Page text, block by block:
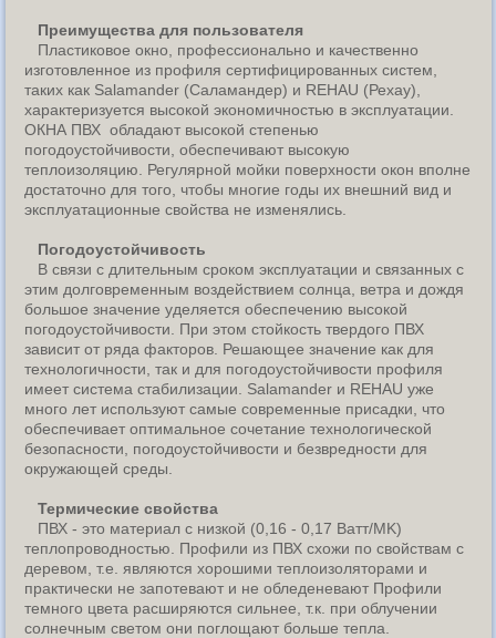
Преимущества для пользователя
Пластиковое окно, профессионально и качественно
изготовленное из профиля сертифицированных систем,
таких как Salamander (Саламандер) и REHAU (Рехау),
характеризуется высокой экономичностью в эксплуатации.
ОКНА ПВХ обладают высокой степенью
погодоустойчивости, обеспечивают высокую
теплоизоляцию. Регулярной мойки поверхности окон вполне
достаточно для того, чтобы многие годы их внешний вид и
эксплуатационные свойства не изменялись.
Погодоустойчивость
В связи с длительным сроком эксплуатации и связанных с
этим долговременным воздействием солнца, ветра и дождя
большое значение уделяется обеспечению высокой
погодоустойчивости. При этом стойкость твердого ПВХ
зависит от ряда факторов. Решающее значение как для
технологичности, так и для погодоустойчивости профиля
имеет система стабилизации. Salamander и REHAU уже
много лет используют самые современные присадки, что
обеспечивает оптимальное сочетание технологической
безопасности, погодоустойчивости и безвредности для
окружающей среды.
Термические свойства
ПВХ - это материал с низкой (0,16 - 0,17 Ватт/MK)
теплопроводностью. Профили из ПВХ схожи по свойствам с
деревом, т.е. являются хорошими теплоизоляторами и
практически не запотевают и не обледеневают Профили
темного цвета расширяются сильнее, т.к. при облучении
солнечным светом они поглощают больше тепла.